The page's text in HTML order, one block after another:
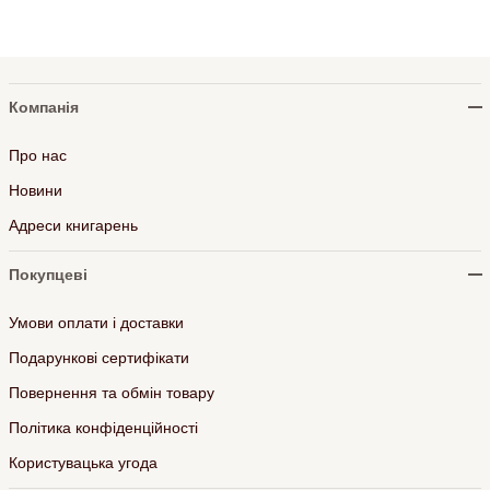
Компанія
Про нас
Новини
Адреси книгарень
Покупцеві
Умови оплати і доставки
Подарункові сертифікати
Повернення та обмін товару
Політика конфіденційності
Користувацька угода